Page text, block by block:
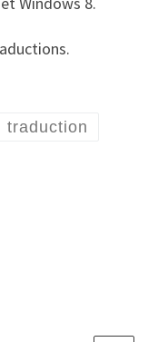
traduction